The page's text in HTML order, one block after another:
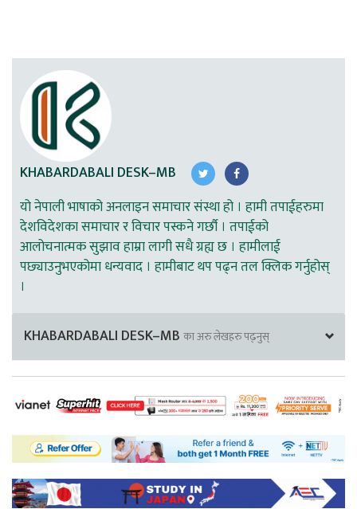
KHABARDABALI DESK–MB
यो नेपाली भाषाको अनलाइन समाचार संस्था हो । हामी तपाईहरुमा
देशविदेशका समाचार र विचार पस्कने गर्छौ । तपाईको
आलोचनात्मक सुझाव हाम्रा लागी सधै ग्रह्य छ । हामीलाई
पछ्याउनुभएकोमा धन्यवाद । हामीबाट थप पढ्न तल क्लिक गर्नुहोस्
।
KHABARDABALI DESK–MB का अरु लेखहरु पढ्नुस्